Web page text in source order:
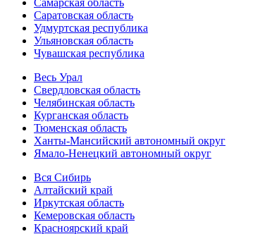
Самарская область
Саратовская область
Удмуртская республика
Ульяновская область
Чувашская республика
Весь Урал
Свердловская область
Челябинская область
Курганская область
Тюменская область
Ханты-Мансийский автономный округ
Ямало-Ненецкий автономный округ
Вся Сибирь
Алтайский край
Иркутская область
Кемеровская область
Красноярский край